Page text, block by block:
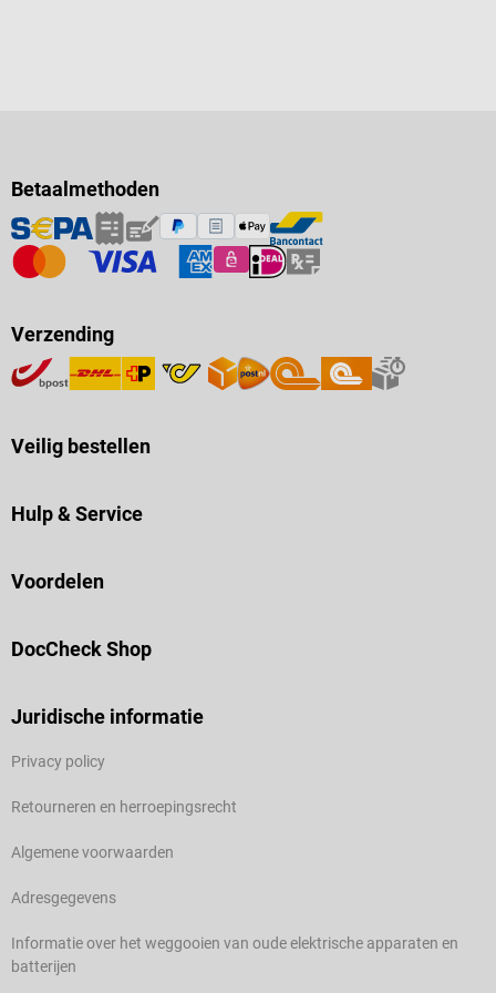
Betaalmethoden
Verzending
Veilig bestellen
Hulp & Service
Voordelen
DocCheck Shop
Juridische informatie
Privacy policy
Retourneren en herroepingsrecht
Algemene voorwaarden
Adresgegevens
Informatie over het weggooien van oude elektrische apparaten en
batterijen